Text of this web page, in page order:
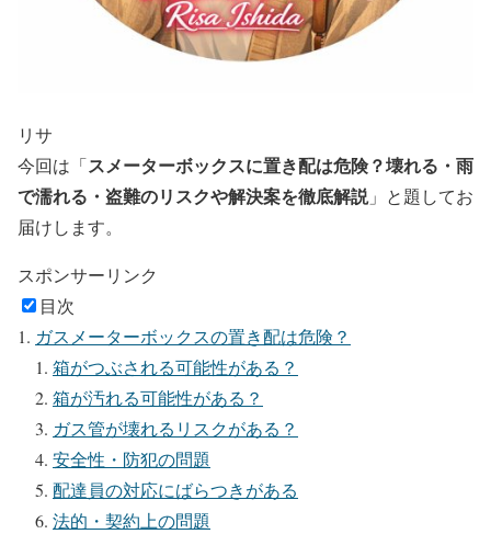
リサ
今回は「スメーターボックスに置き配は危険？壊れる・雨
で濡れる・盗難のリスクや解決案を徹底解説」と題してお
届けします。
スポンサーリンク
目次
ガスメーターボックスの置き配は危険？
箱がつぶされる可能性がある？
箱が汚れる可能性がある？
ガス管が壊れるリスクがある？
安全性・防犯の問題
配達員の対応にばらつきがある
法的・契約上の問題